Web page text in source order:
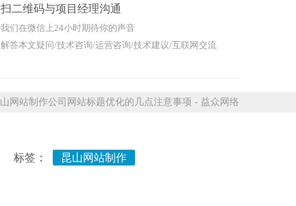
扫二维码与项目经理沟通
我们在微信上24小时期待你的声音
解答本文疑问/技术咨询/运营咨询/技术建议/互联网交流
网站制作公司网站标题优化的几点注意事项 - 益众网络
标签： 昆山网站制作